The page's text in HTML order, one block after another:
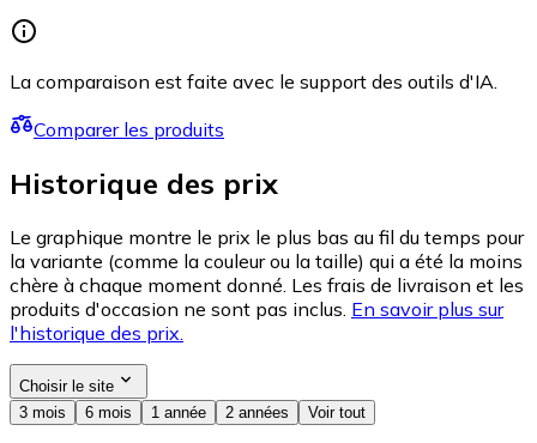
La comparaison est faite avec le support des outils d'IA.
Comparer les produits
Historique des prix
Le graphique montre le prix le plus bas au fil du temps pour
la variante (comme la couleur ou la taille) qui a été la moins
chère à chaque moment donné. Les frais de livraison et les
produits d'occasion ne sont pas inclus. En savoir plus sur
l'historique des prix.
Choisir le site
3 mois
6 mois 1 année 2 années Voir tout